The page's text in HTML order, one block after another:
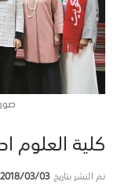
كلية العلوم
تم النشر بتاريخ2018/03/03